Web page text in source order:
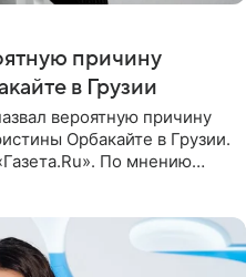
причину
в Грузии
вероятную причину
Орбакайте в Грузии.
По мнению